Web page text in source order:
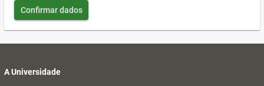
Confirmar dados
A Universidade